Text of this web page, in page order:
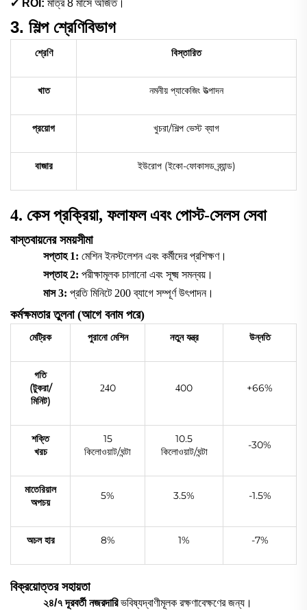
✔ ROI: মাত্র 8 মাসে অর্জিত।
3. শিল্প শ্রেণিবিভাগ
শ্রেণি বিস্তারিত
খাত নমনীয় প্যাকেজিং উত্পাদন
প্রয়োগ খুচরা/শিল্প ভেস্ট ব্যাগ
বাজার ইউরোপ (ইকো-ফোকাসড ব্র্যান্ড)
4. কেস প্রক্রিয়া, ফলাফল এবং পোস্ট-সেলস সেবা
বাস্তবায়নের সময়সীমা
সপ্তাহ 1: মেশিন ইনস্টলেশন এবং কর্মীদের প্রশিক্ষণ।
সপ্তাহ 2: পরীক্ষামূলক চালানো এবং সূক্ষ্ম সমন্বয়।
মাস 3: প্রতি মিনিটে 200 ব্যাগে সম্পূর্ণ উৎপাদন।
কর্মক্ষমতার তুলনা (আগে বনাম পরে)
মেট্রিক পুরানো মেশিন নতুন যন্ত্র উন্নতি
গতি
(টুকরা/
মিনিট)
240 400 +66%
শক্তি
খরচ
15
কিলোওয়াট/ঘন্টা
10.5
কিলোওয়াট/ঘন্টা
-30%
মাতেরিয়াল
অপচয়
5% 3.5% -1.5%
অচল হার 8% 1% -7%
বিক্রয়োত্তর সহায়তা
২৪/৭ দূরবর্তী নজরদারিভবিষ্যদ্বাণীমূলক রক্ষণাবেক্ষণের জন্য।